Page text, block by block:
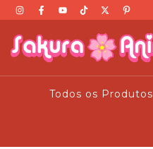
Todos os Produtos